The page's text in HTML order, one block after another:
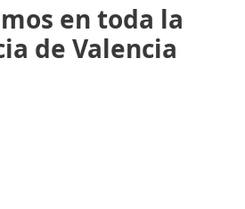
en toda la
de Valencia